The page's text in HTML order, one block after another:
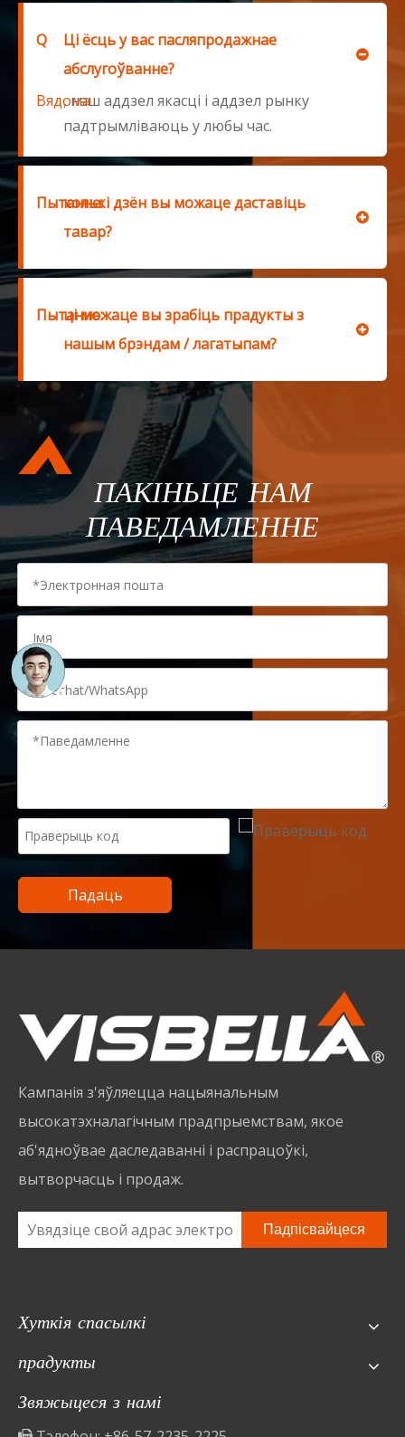
Q
Ці ёсць у вас пасляпродажнае
абслугоўванне?
Вядома, наш аддзел якасці і аддзел рынку
падтрымліваюць у любы час.
Пытанне:
колькі дзён вы можаце даставіць
тавар?
Пытанне:
ці можаце вы зрабіць прадукты з
нашым брэндам / лагатыпам?
ПАКІНЬЦЕ НАМ
ПАВЕДАМЛЕННЕ
Падаць
Кампанія з'яўляецца нацыянальным
высокатэхналагічным прадпрыемствам, якое
аб'ядноўвае даследаванні і распрацоўкі,
вытворчасць і продаж.
Падпісвайцеся
Хуткія спасылкі
прадукты
Звяжыцеся з намі